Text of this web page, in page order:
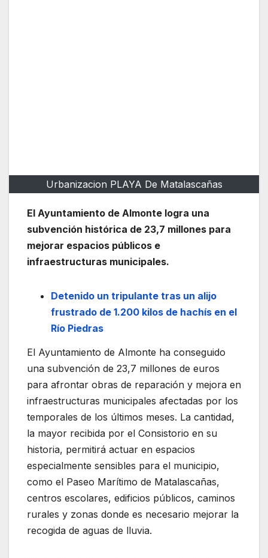
Urbanizacion PLAYA De Matalascañas
El Ayuntamiento de Almonte logra una
subvención histórica de 23,7 millones para
mejorar espacios públicos e
infraestructuras municipales.
Detenido un tripulante tras un alijo
frustrado de 1.200 kilos de hachís en el
Río Piedras
El Ayuntamiento de Almonte ha conseguido
una subvención de 23,7 millones de euros
para afrontar obras de reparación y mejora en
infraestructuras municipales afectadas por los
temporales de los últimos meses. La cantidad,
la mayor recibida por el Consistorio en su
historia, permitirá actuar en espacios
especialmente sensibles para el municipio,
como el Paseo Marítimo de Matalascañas,
centros escolares, edificios públicos, caminos
rurales y zonas donde es necesario mejorar la
recogida de aguas de lluvia.